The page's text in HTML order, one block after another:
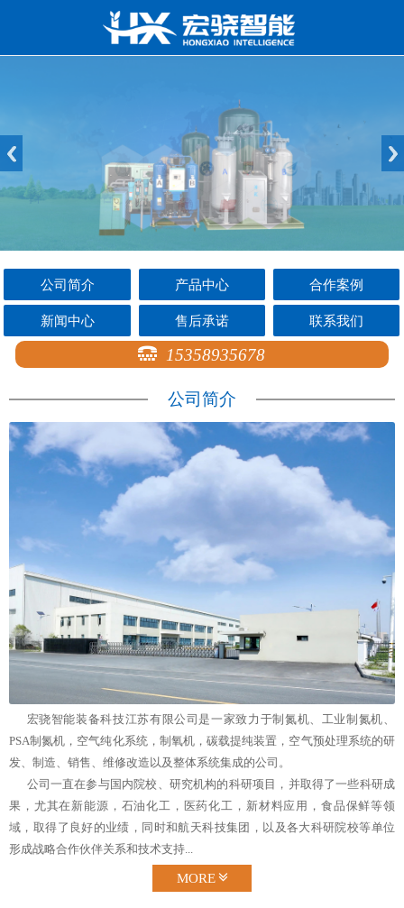
公司简介 产品中心 合作案例
新闻中心 售后承诺 联系我们
15358935678
公司简介
宏骁智能装备科技江苏有限公司是一家致力于制氮机、工业制氮机、
PSA制氮机，空气纯化系统，制氧机，碳载提纯装置，空气预处理系统的研
发、制造、销售、维修改造以及整体系统集成的公司。
公司一直在参与国内院校、研究机构的科研项目，并取得了一些科研成
果，尤其在新能源，石油化工，医药化工，新材料应用，食品保鲜等领
域，取得了良好的业绩，同时和航天科技集团，以及各大科研院校等单位
形成战略合作伙伴关系和技术支持...
MORE